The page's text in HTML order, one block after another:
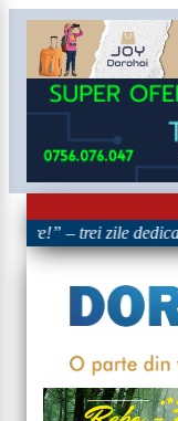
– trei zile